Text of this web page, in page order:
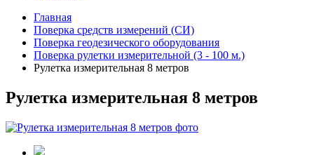
Главная
Поверка средств измерений (СИ)
Поверка геодезического оборудования
Поверка рулетки измерительной (3 - 100 м.)
Рулетка измерительная 8 метров
Рулетка измерительная 8 метров